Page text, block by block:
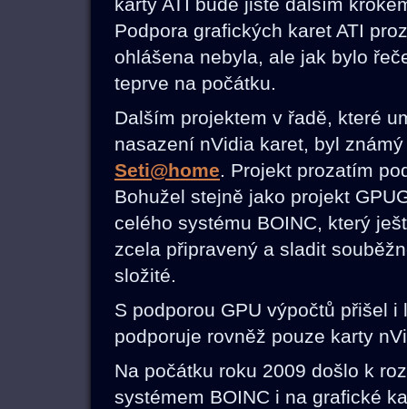
Podpora grafických karet ATI
ohlášena nebyla, ale jak bylo
teprve na počátku.
Dalším projektem v řadě, které
nasazení nVidia karet, byl
Seti@home. Projekt prozatím
Bohužel stejně jako projekt
celého systému BOINC, který
zcela připravený a sladit
složité.
S podporou GPU výpočtů přišel
podporuje rovněž pouze karty
Na počátku roku 2009 došlo k
systémem BOINC i na grafické